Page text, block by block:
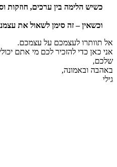
כשיש הלימה בין ערכים, חוזקות
וכשאין – זה סימן לשאול את
אל תוותרו לעצמכם על עצמכם.
אני כאן כדי להזכיר לכם מי אתם
שלכם,
באהבה ובאמונה,
גילי